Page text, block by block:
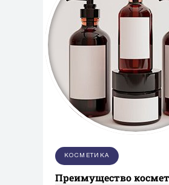
КОСМЕТИКА
Преимущество